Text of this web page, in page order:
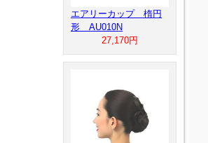
エアリーカップ 楕円
形 AU010N
27,170円